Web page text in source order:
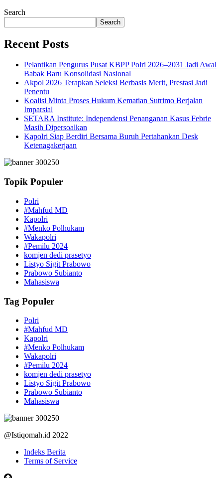
Search
Search
Recent Posts
Pelantikan Pengurus Pusat KBPP Polri 2026–2031 Jadi Awal
Babak Baru Konsolidasi Nasional
Akpol 2026 Terapkan Seleksi Berbasis Merit, Prestasi Jadi
Penentu
Koalisi Minta Proses Hukum Kematian Sutrimo Berjalan
Imparsial
SETARA Institute: Independensi Penanganan Kasus Febrie
Masih Dipersoalkan
Kapolri Siap Berdiri Bersama Buruh Pertahankan Desk
Ketenagakerjaan
Topik Populer
Polri
#Mahfud MD
Kapolri
#Menko Polhukam
Wakapolri
#Pemilu 2024
komjen dedi prasetyo
Listyo Sigit Prabowo
Prabowo Subianto
Mahasiswa
Tag Populer
Polri
#Mahfud MD
Kapolri
#Menko Polhukam
Wakapolri
#Pemilu 2024
komjen dedi prasetyo
Listyo Sigit Prabowo
Prabowo Subianto
Mahasiswa
@Istiqomah.id 2022
Indeks Berita
Terms of Service